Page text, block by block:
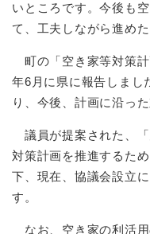
いところです。今後も
て、工夫しながら進めた
町の「空き家等対策
年6月に県に報告しまし
り、今後、計画に沿っ
議員が提案された、
対策計画を推進するた
下、現在、協議会設立
す。
なお、空き家の利活